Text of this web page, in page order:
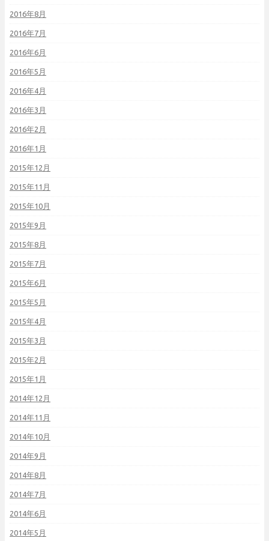
2016年8月
2016年7月
2016年6月
2016年5月
2016年4月
2016年3月
2016年2月
2016年1月
2015年12月
2015年11月
2015年10月
2015年9月
2015年8月
2015年7月
2015年6月
2015年5月
2015年4月
2015年3月
2015年2月
2015年1月
2014年12月
2014年11月
2014年10月
2014年9月
2014年8月
2014年7月
2014年6月
2014年5月